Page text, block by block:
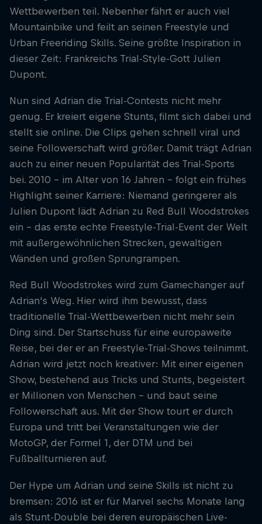
Wettbewerben teil. Nebenher fährt er auch viel
Mountainbike und feilt an seinen Freestyle und
Urban Freeriding Skills. Seine größte Inspiration in
dieser Zeit: Frankreichs Trial-Style-Gott Julien
Dupont.
Nun sind Adrian die Trial-Contests nicht mehr
genug. Er kreiert eigene Stunts, filmt sich dabei und
stellt sie online. Die Clips gehen schnell viral und
seine Followerschaft wird größer. Damit trägt Adrian
auch zu einer neuen Popularität des Trial-Sports
bei. 2010 - im Alter von 16 Jahren - folgt ein frühes
Highlight seiner Karriere: Niemand geringerer als
Julien Dupont lädt Adrian zu Red Bull Woodstrokes
ein - das erste echte Freestyle-Trial-Event der Welt
mit außergewöhnlichen Strecken, gewaltigen
Wänden und großen Sprungrampen.
Red Bull Woodstrokes wird zum Gamechanger auf
Adrian's Weg. Hier wird ihm bewusst, dass
traditionelle Trial-Wettbewerben nicht mehr sein
Ding sind. Der Startschuss für eine europaweite
Reise, bei der er an Freestyle-Trial-Shows teilnimmt.
Adrian wird jetzt noch kreativer: Mit einer eigenen
Show, bestehend aus Tricks und Stunts, begeistert
er Millionen von Menschen - und baut seine
Followerschaft aus. Mit der Show tourt er durch
Europa und tritt bei Veranstaltungen wie der
MotoGP, der Formel 1, der DTM und bei
Fußballturnieren auf.
Der Hype um Adrian und seine Skills ist nicht zu
bremsen: 2016 ist er für Marvel sechs Monate lang
als Stunt-Double bei deren europäischen Live-